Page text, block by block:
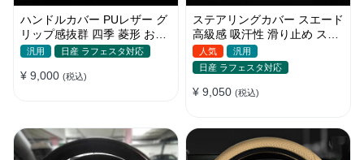
ハンドルカバー PUレザー グ
リップ感抜群 四季 菱形 おし
ゃれ 滑り防止 触感よく 菱形
汎用 日産 ラフェスタ対応
¥ 9,000 (税込)
ステアリングカバー スエード
高級感 吸汗性 滑り止め スポ
ーツカー ハンドルカバー
37~38CM
人気
汎用
日産 ラフェスタ対応
¥ 9,050 (税込)